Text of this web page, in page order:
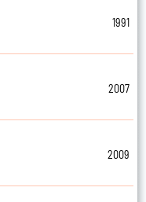
1991
2007
2009